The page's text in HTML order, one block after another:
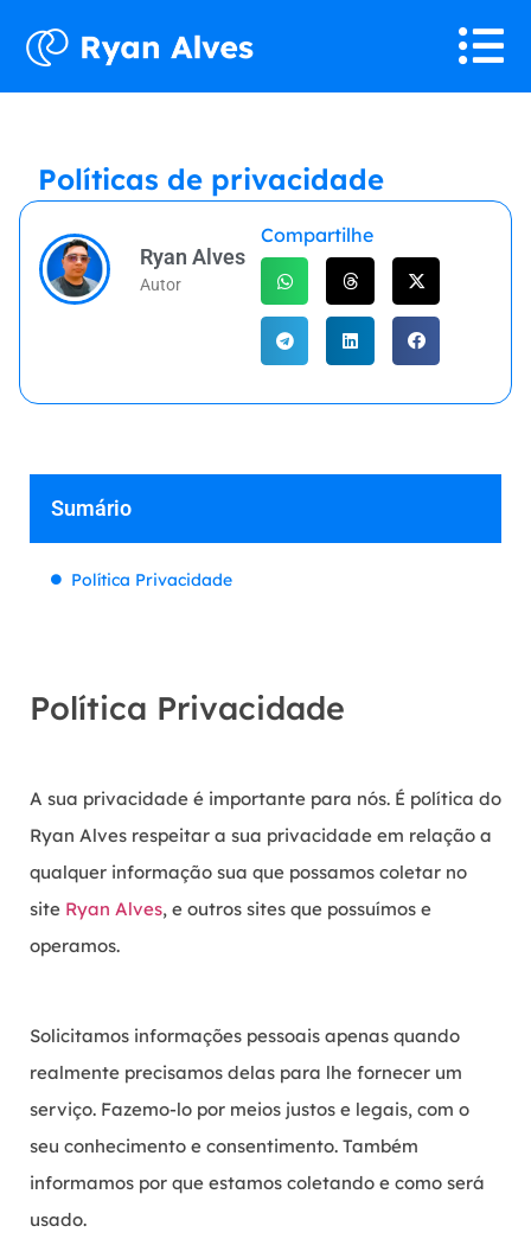
Políticas de privacidade
Ryan Alves
Autor
Compartilhe
Sumário
Política Privacidade
Política Privacidade
A sua privacidade é importante para nós. É política do
Ryan Alves respeitar a sua privacidade em relação a
qualquer informação sua que possamos coletar no
site Ryan Alves, e outros sites que possuímos e
operamos.
Solicitamos informações pessoais apenas quando
realmente precisamos delas para lhe fornecer um
serviço. Fazemo-lo por meios justos e legais, com o
seu conhecimento e consentimento. Também
informamos por que estamos coletando e como será
usado.